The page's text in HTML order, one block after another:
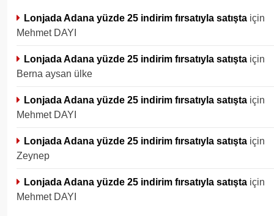
Lonjada Adana yüzde 25 indirim fırsatıyla satışta için
Mehmet DAYI
Lonjada Adana yüzde 25 indirim fırsatıyla satışta için
Berna aysan ülke
Lonjada Adana yüzde 25 indirim fırsatıyla satışta için
Mehmet DAYI
Lonjada Adana yüzde 25 indirim fırsatıyla satışta için
Zeynep
Lonjada Adana yüzde 25 indirim fırsatıyla satışta için
Mehmet DAYI